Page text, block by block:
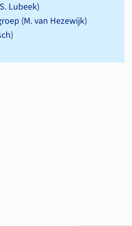
Lubeek)
(M. van Hezewijk)